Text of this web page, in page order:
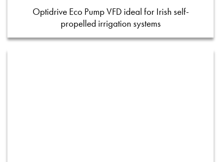
Optidrive Eco Pump VFD ideal for Irish self-
propelled irrigation systems